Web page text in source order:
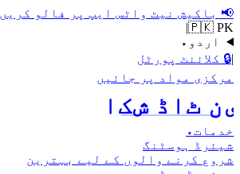
📢 باکیش نیٹ واٹس ایپ پر فالو کریں
🇵🇰 PK
|
اردو ▾
|
🔒 کلائنٹ پورٹل
مرکزی مواد پر جائیں
ڈاٹ نیٹ
خدمات▾
شیئرڈ ہوسٹنگ
شروع کرنے والوں کے لیے بہترین